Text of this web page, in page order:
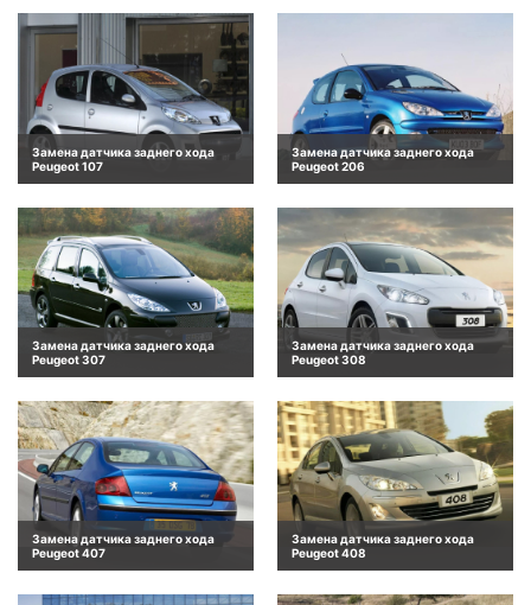
Замена датчика заднего хода
Peugeot 107
Замена датчика заднего хода
Peugeot 206
Замена датчика заднего хода
Peugeot 307
Замена датчика заднего хода
Peugeot 308
Замена датчика заднего хода
Peugeot 407
Замена датчика заднего хода
Peugeot 408